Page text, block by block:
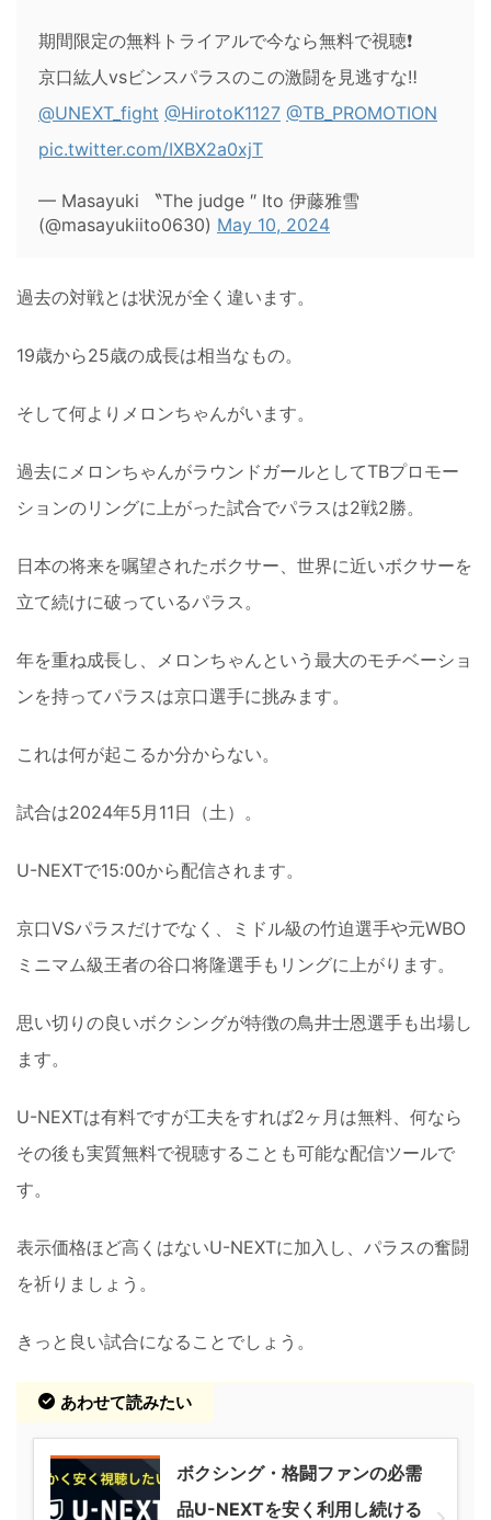
期間限定の無料トライアルで今なら無料で視聴❗️
京口紘人vsビンスパラスのこの激闘を見逃すな‼️
@UNEXT_fight @HirotoK1127 @TB_PROMOTION
pic.twitter.com/IXBX2a0xjT
— Masayuki 〝The judge ″ Ito 伊藤雅雪
(@masayukiito0630) May 10, 2024
過去の対戦とは状況が全く違います。
19歳から25歳の成長は相当なもの。
そして何よりメロンちゃんがいます。
過去にメロンちゃんがラウンドガールとしてTBプロモー
ションのリングに上がった試合でパラスは2戦2勝。
日本の将来を嘱望されたボクサー、世界に近いボクサーを
立て続けに破っているパラス。
年を重ね成長し、メロンちゃんという最大のモチベーショ
ンを持ってパラスは京口選手に挑みます。
これは何が起こるか分からない。
試合は2024年5月11日（土）。
U-NEXTで15:00から配信されます。
京口VSパラスだけでなく、ミドル級の竹迫選手や元WBO
ミニマム級王者の谷口将隆選手もリングに上がります。
思い切りの良いボクシングが特徴の鳥井士恩選手も出場し
ます。
U-NEXTは有料ですが工夫をすれば2ヶ月は無料、何なら
その後も実質無料で視聴することも可能な配信ツールで
す。
表示価格ほど高くはないU-NEXTに加入し、パラスの奮闘
を祈りましょう。
きっと良い試合になることでしょう。
あわせて読みたい
ボクシング・格闘ファンの必需
品U-NEXTを安く利用し続ける